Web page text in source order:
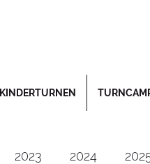
KINDERTURNEN
2023 2024